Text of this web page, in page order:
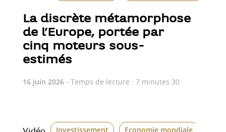
La discrète métamorphose
de l’Europe, portée par
cinq moteurs sous-
estimés
16 juin 2026- Temps de lecture : 7 minutes 30
Investissement Economie mondiale